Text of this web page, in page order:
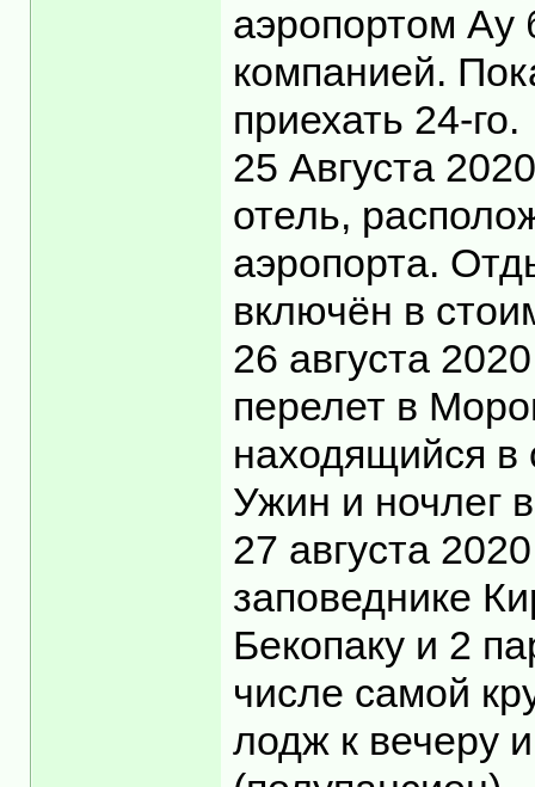
аэропортом Ау
компанией.
приехать 24-го.
25 Августа
отель,
аэропорта.
включён в
26 августа
перелет в
находящийся в
Ужин и ночлег
27 августа
заповеднике
Бекопаку и 2
числе самой
лодж к вечеру